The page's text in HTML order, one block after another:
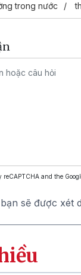
trong nước
reCAPTCHA and the
sẽ được xét